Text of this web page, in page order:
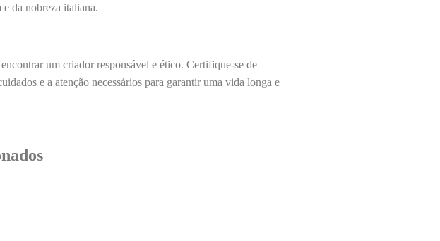
e da nobreza italiana.
um criador responsável e ético. Certifique-se de
e a atenção necessários para garantir uma vida longa e